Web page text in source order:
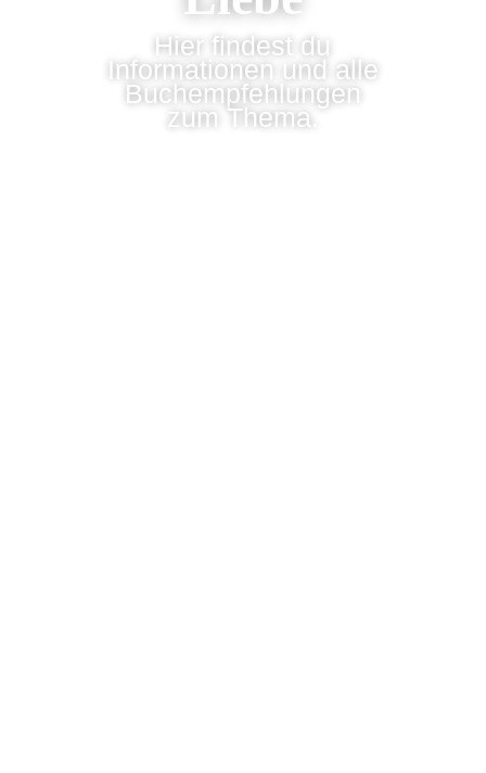
Hier findest du
Informationen und alle
Buchempfehlungen
zum Thema.